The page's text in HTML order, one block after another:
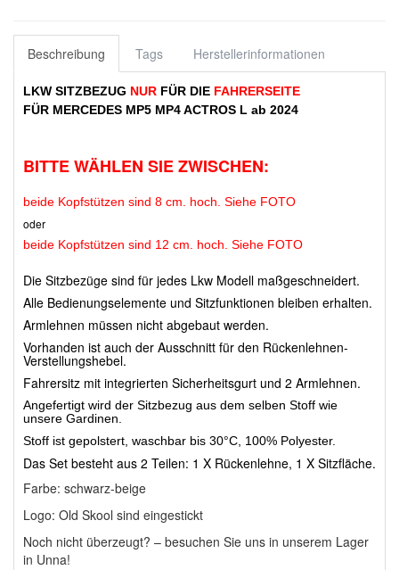
Beschreibung Tags Herstellerinformationen
LKW SITZBEZUG NUR FÜR DIE FAHRERSEITE
FÜR MERCEDES MP5 MP4 ACTROS L ab 2024
BITTE WÄHLEN SIE ZWISCHEN:
beide Kopfstützen sind 8 cm. hoch. Siehe FOTO
oder
beide Kopfstützen sind 12 cm. hoch. Siehe FOTO
Die Sitzbezüge sind für jedes Lkw Modell maßgeschneidert.
Alle Bedienungselemente und Sitzfunktionen bleiben erhalten.
Armlehnen müssen nicht abgebaut werden.
Vorhanden ist auch der Ausschnitt für den Rückenlehnen-
Verstellungshebel.
Fahrersitz mit integrierten Sicherheitsgurt und 2 Armlehnen.
Angefertigt wird der Sitzbezug aus dem selben Stoff wie
unsere Gardinen.
Stoff ist gepolstert, waschbar bis 30°C, 100% Polyester.
Das Set besteht aus 2 Teilen: 1 X Rückenlehne, 1 X Sitzfläche.
Farbe: schwarz-beige
Logo: Old Skool sind eingestickt
Noch nicht überzeugt? – besuchen Sie uns in unserem Lager
in Unna!